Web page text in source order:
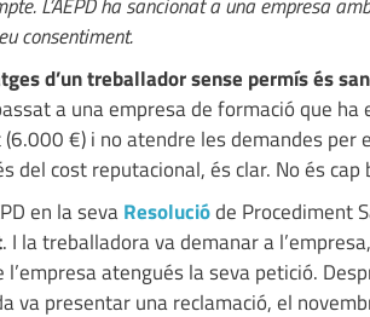
consentiment.
d’un treballador sense permís és
a una empresa de formació que
€) i no atendre les demandes
del cost reputacional, és clar. No és cap
en la sevaResolucióde Procediment
. I la treballadora va demanar a
l’empresa atengués la seva petició.
va presentar una reclamació, el